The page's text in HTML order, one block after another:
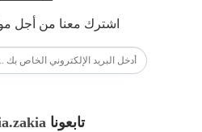
اشترك معنا من أجل
تابعونا